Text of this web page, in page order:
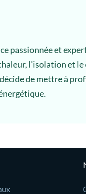
passionnée et
l'isolation et le
de mettre à